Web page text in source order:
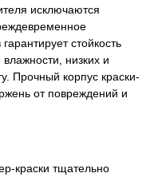
исключаются
стойкость
низких и
Прочный корпус краски-
от повреждений и
краски тщательно